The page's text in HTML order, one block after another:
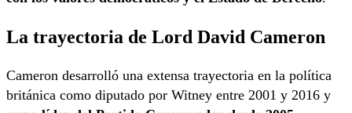
La trayectoria de Lord David Cameron
Cameron desarrolló una extensa trayectoria en la política
británica como diputado por Witney entre 2001 y 2016 y